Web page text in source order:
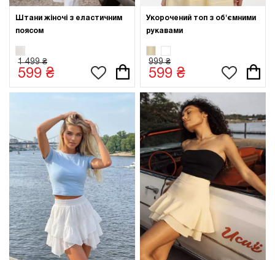
Штани жіночі з еластичним
поясом
1 499 ₴
599 ₴
Укорочений топ з об'ємними
рукавами
999 ₴
599 ₴